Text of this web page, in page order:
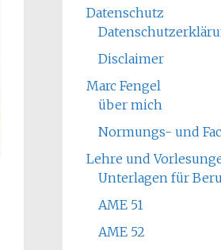
Datenschutz
Disclaimer
Marc Fengel
über mich
Normungs- und
Lehre und
Unterlagen für
AME 51
AME 52